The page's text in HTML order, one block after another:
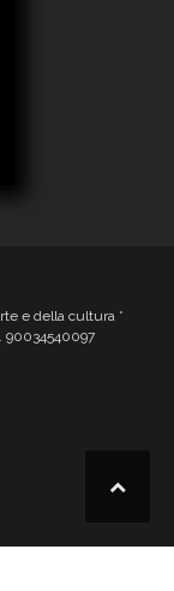
e della cultura *
90034540097